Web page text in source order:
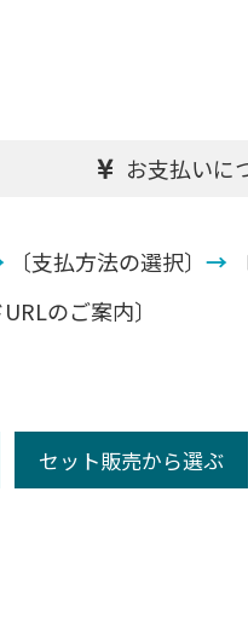
お支払いに
〔支払方法の選択〕 →
のご案内〕
セット販売から選ぶ